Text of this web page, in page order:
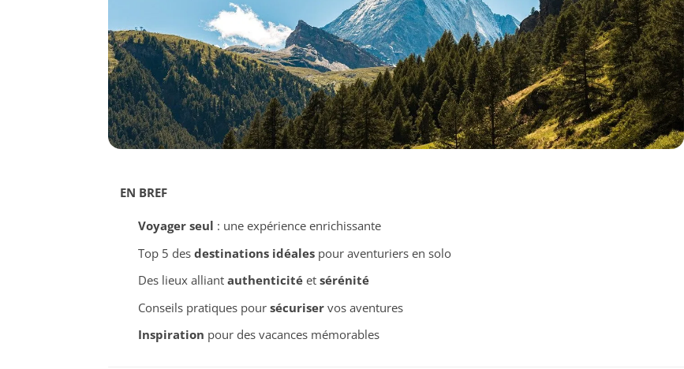
EN BREF
Voyager seul : une expérience enrichissante
Top 5 des destinations idéalespour aventuriers en solo
Des lieux alliant authenticitéet sérénité
Conseils pratiques pour sécuriservos aventures
Inspiration pour des vacances mémorables